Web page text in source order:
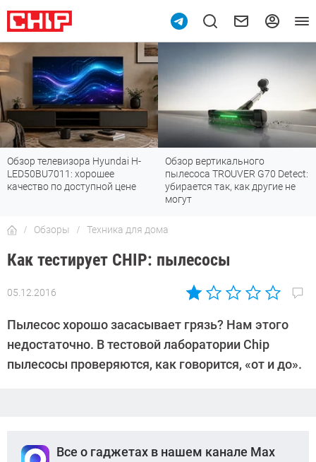
Обзор телевизора Hyundai H-
LED50BU7011: хорошее
качество по доступной цене
Обзор вертикального
пылесоса TROUVER G70 Detect:
убирается так, как другие не
могут
Обзоры Техника для дома
Как тестирует CHIP: пылесосы
05.12.2016
Автор:
Киреев
Пылесос хорошо засасывает грязь? Нам этого
недостаточно. В тестовой лаборатории Chip
пылесосы проверяются, как говорится, «от и до».
Все о гаджетах в нашем канале Max